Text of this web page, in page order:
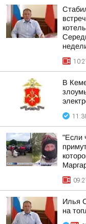
В
"Если
Илья
на